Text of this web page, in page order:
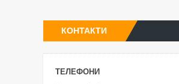
КОНТАКТИ